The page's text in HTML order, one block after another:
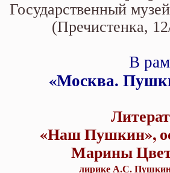
произведении
Пушкина и
Государственный
(Пречистенка,
В
«Москва.
«Наш Пушкин»,
Марины
лирике А.С.